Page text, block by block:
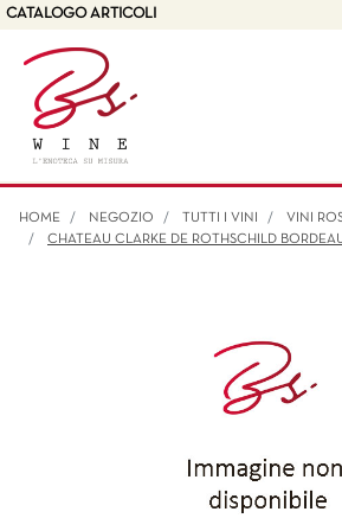
CATALOGO ARTICOLI
HOME NEGOZIO TUTTI I VINI
VINI
CHATEAU CLARKE DE ROTHSCHILD